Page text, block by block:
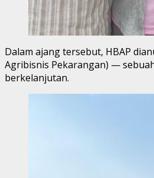
Dalam ajang tersebut, HBAP
Agribisnis Pekarangan) —
berkelanjutan.